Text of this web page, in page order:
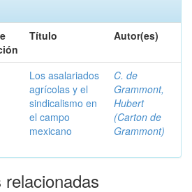
Título Autor(es)
Los asalariados
agrícolas y el
sindicalismo en
el campo
mexicano
C. de
Grammont,
Hubert
(Carton de
Grammont)